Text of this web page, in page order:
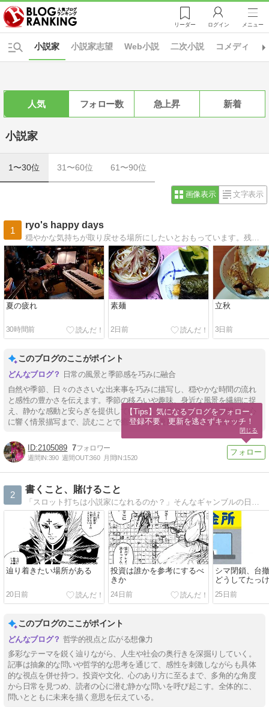
リーダー ログイン メニュー
小説家 小説家志望 Web小説 二次小説 コメディ
人気 フォロー数 急上昇 新着
小説家
1〜30位 31〜60位 61〜90位
画像表示 文字表示
1
ryo's happy days
穏やかな気持ちが取り戻せる場所にしたいとおもっています。残り少なくなった余生を大切に過ごしたいと思う日々、そんな思いを丁寧に綴りたい。
夏の疲れ
30時間前
素麺
2日前
立秋
3日前
このブログのここがポイント
日常の風景と季節感を巧みに融合
自然や季節、日々のささいな出来事を巧みに描写し、穏やかな時間の流れ
と感性の豊かさを伝えます。季節の移ろいや趣味、身近な風景を繊細に捉
え、静かな感動と安らぎを提供しています。日常のささやかな瞬間から心
に響く情景描写まで、読むことで癒やされる優しい筆運びが特徴です。
2105089 7
週間IN:390 週間OUT:360 月間IN:1520
2
書くこと、賭けること
「スロット打ちは小説家になれるのか？」そんなギャンブルの日々を更新中。
辿り着きたい場所がある
20日前
投資は誰かを参考にするべ
きか
24日前
シマ閉鎖、台
どうしてたっ
25日前
このブログのここがポイント
哲学的視点と広がる想像力
多彩なテーマを鋭く辿りながら、人生や社会の奥行きを深掘りしていく。
記事は抽象的な問いや哲学的な思考を通じて、感性を刺激しながらも具体
的な視点を併せ持つ。投資や文化、心のあり方に至るまで、多角的な角度
から日常を見つめ、読者の心に潜む静かな問いを呼び起こす。全体的に、
問いとともに未来を描く意思を伝えている。
【Tips】気になるブログをフォロー。
登録不要。更新を逃さずキャッチ！
閉じる